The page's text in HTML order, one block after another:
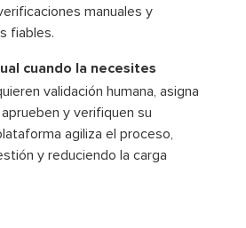
manuales y
fiables.
cuando la necesites
validación humana, asigna
y verifiquen su
agiliza el proceso,
y reduciendo la carga